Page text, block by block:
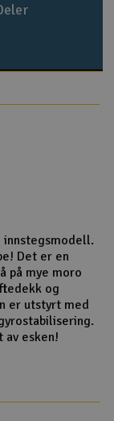
innstegsmodell.
Det er en
på mye moro
og
er utstyrt med
av esken!